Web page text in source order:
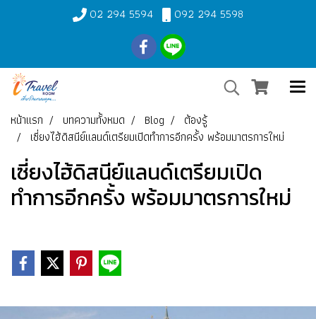
02 294 5594 092 294 5598
หน้าแรก บทความทั้งหมด Blog
ต้องรู้
เซี่ยงไฮ้ดิสนีย์แลนด์เตรียมเปิดทำการอีกครั้ง พร้อมมาตรการใหม่
เซี่ยงไฮ้ดิสนีย์แลนด์เตรียมเปิด
ทำการอีกครั้ง พร้อมมาตรการใหม่